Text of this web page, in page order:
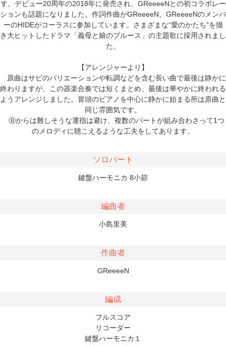
す。デビュー20周年の2018年に発売され、GReeeeNとの初コラボレー
ションも話題になりました。作詞作曲がGReeeeN、GReeeeNのメンバ
ーのHIDEがコーラスに参加しています。さまざまな“愛のかたち”を描
き大ヒットしたドラマ「義母と娘のブルース」の主題歌に採用されまし
た。
【アレンジャーより】
原曲はサビのバリエーションや転調などを含む長い曲で最後は静かに
終わりますが、この器楽合奏では短くまとめ、最後は華やかに終われる
ようアレンジしました。冒頭のピアノを中心に静かに始まる所は原曲と
同じ雰囲気です。
Ⓑからは難しそうな運指は避け、複数のパートが組み合わさって1つ
のメロディに聴こえるような工夫をしてあります。
ソロパート
鍵盤ハーモニカ 8小節
編曲者
小島里美
作曲者
GReeeeN
編成
フルスコア
リコーダー
鍵盤ハーモニカ１